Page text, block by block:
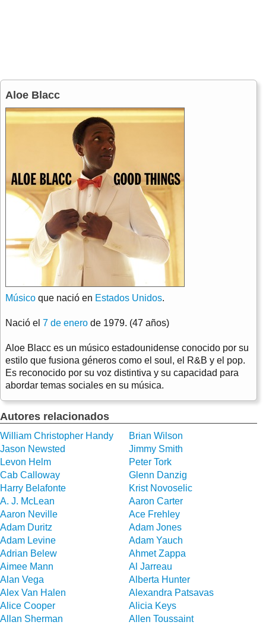
Aloe Blacc
Músico que nació en Estados Unidos.
Nació el 7 de enero de 1979. (47 años)
Aloe Blacc es un músico estadounidense conocido por su
estilo que fusiona géneros como el soul, el R&B y el pop.
Es reconocido por su voz distintiva y su capacidad para
abordar temas sociales en su música.
Autores relacionados
William Christopher Handy
Brian Wilson
Jason Newsted
Jimmy Smith
Levon Helm
Peter Tork
Cab Calloway
Glenn Danzig
Harry Belafonte
Krist Novoselic
A. J. McLean
Aaron Carter
Aaron Neville
Ace Frehley
Adam Duritz
Adam Jones
Adam Levine
Adam Yauch
Adrian Belew
Ahmet Zappa
Aimee Mann
Al Jarreau
Alan Vega
Alberta Hunter
Alex Van Halen
Alexandra Patsavas
Alice Cooper
Alicia Keys
Allan Sherman
Allen Toussaint